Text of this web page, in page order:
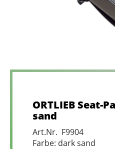
ORTLIEB Seat-
sand
Art.Nr. F9904
Farbe: dark sand